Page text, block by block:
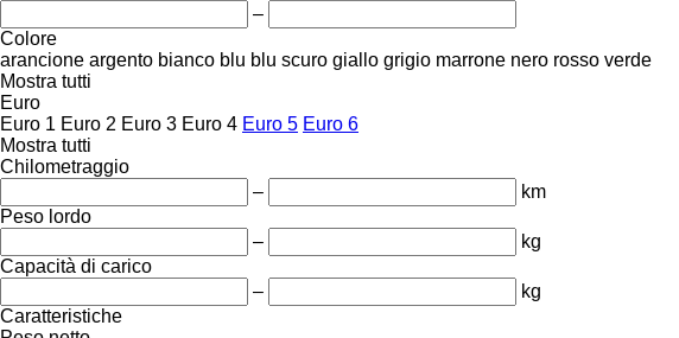
–
Colore
arancione argento bianco blu blu scuro giallo grigio marrone nero rosso verde
Mostra tutti
Euro
Euro 1 Euro 2 Euro 3 Euro 4 Euro 5 Euro 6
Mostra tutti
Chilometraggio
–
km
Peso lordo
–
kg
Capacità di carico
–
kg
Caratteristiche